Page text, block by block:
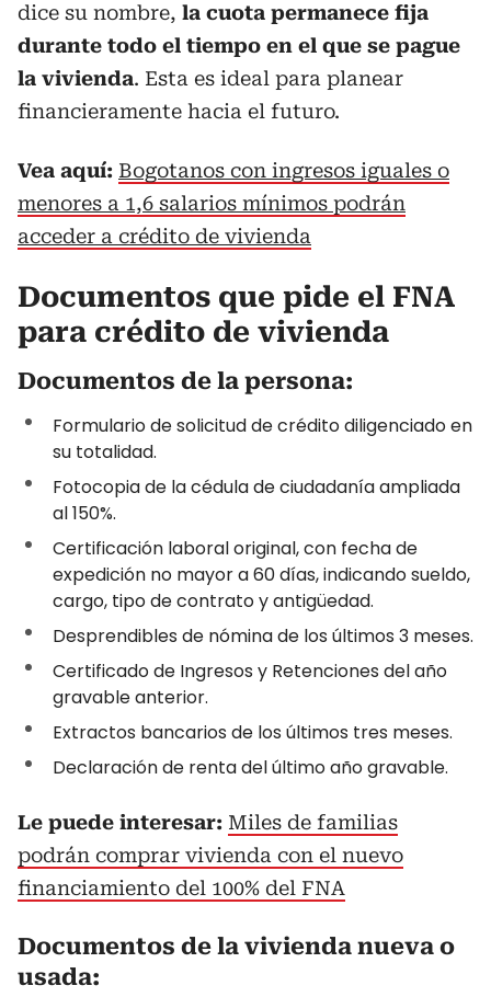
dice su nombre, la cuota permanece fija
durante todo el tiempo en el que se pague
la vivienda. Esta es ideal para planear
financieramente hacia el futuro.
Vea aquí: Bogotanos con ingresos iguales o
menores a 1,6 salarios mínimos podrán
acceder a crédito de vivienda
Documentos que pide el FNA
para crédito de vivienda
Documentos de la persona:
Formulario de solicitud de crédito diligenciado en
su totalidad.
Fotocopia de la cédula de ciudadanía ampliada
al 150%.
Certificación laboral original, con fecha de
expedición no mayor a 60 días, indicando sueldo,
cargo, tipo de contrato y antigüedad.
Desprendibles de nómina de los últimos 3 meses.
Certificado de Ingresos y Retenciones del año
gravable anterior.
Extractos bancarios de los últimos tres meses.
Declaración de renta del último año gravable.
Le puede interesar: Miles de familias
podrán comprar vivienda con el nuevo
financiamiento del 100% del FNA
Documentos de la vivienda nueva o
usada: